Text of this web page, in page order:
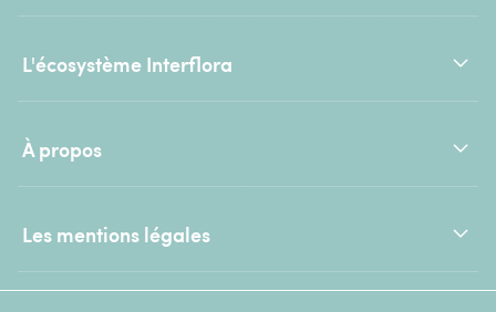
L'écosystème Interflora
À propos
Les mentions légales